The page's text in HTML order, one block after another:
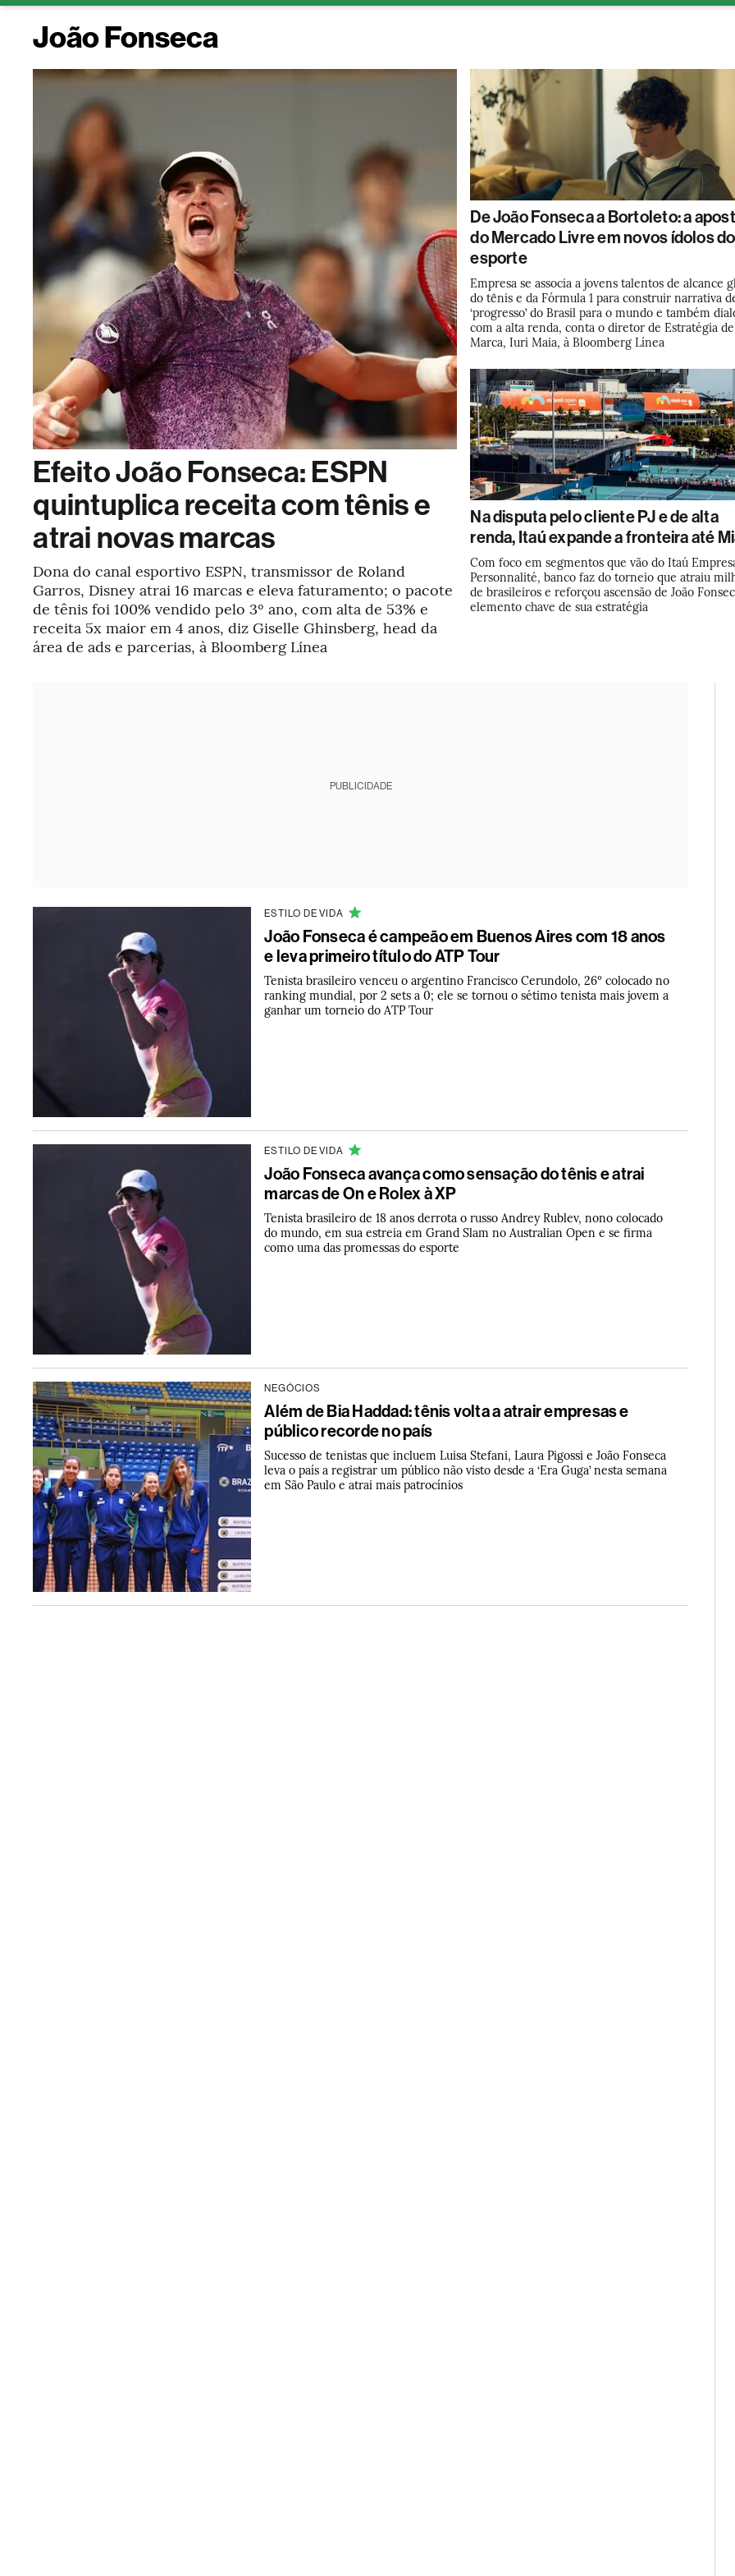
João Fonseca
Efeito João Fonseca: ESPN
quintuplica receita com tênis e
atrai novas marcas
Dona do canal esportivo ESPN, transmissor de Roland
Garros, Disney atrai 16 marcas e eleva faturamento; o pacote
de tênis foi 100% vendido pelo 3º ano, com alta de 53% e
receita 5x maior em 4 anos, diz Giselle Ghinsberg, head da
área de ads e parcerias, à Bloomberg Línea
De João Fonseca a Bortoleto: a
do Mercado Livre em novos ídolos do
esporte
Empresa se associa a jovens talentos de alcance
do tênis e da Fórmula 1 para construir narrativa
‘progresso’ do Brasil para o mundo e também
com a alta renda, conta o diretor de Estratégia de
Marca, Iuri Maia, à Bloomberg Línea
Na disputa pelo cliente PJ e de alta
renda, Itaú expande a fronteira até
Com foco em segmentos que vão do Itaú
Personnalité, banco faz do torneio que atraiu
de brasileiros e reforçou ascensão de João
elemento chave de sua estratégia
PUBLICIDADE
ESTILO DE VIDA
João Fonseca é campeão em Buenos Aires com 18 anos
e leva primeiro título do ATP Tour
Tenista brasileiro venceu o argentino Francisco Cerundolo, 26º colocado no
ranking mundial, por 2 sets a 0; ele se tornou o sétimo tenista mais jovem a
ganhar um torneio do ATP Tour
ESTILO DE VIDA
João Fonseca avança como sensação do tênis e atrai
marcas de On e Rolex à XP
Tenista brasileiro de 18 anos derrota o russo Andrey Rublev, nono colocado
do mundo, em sua estreia em Grand Slam no Australian Open e se firma
como uma das promessas do esporte
NEGÓCIOS
Além de Bia Haddad: tênis volta a atrair empresas e
público recorde no país
Sucesso de tenistas que incluem Luisa Stefani, Laura Pigossi e João Fonseca
leva o país a registrar um público não visto desde a ‘Era Guga’ nesta semana
em São Paulo e atrai mais patrocínios